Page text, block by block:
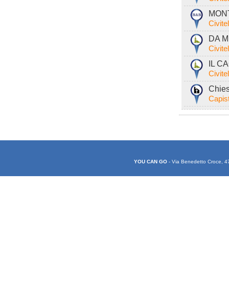
DA
IL
YOU CAN GO - Via Benedetto Croce,